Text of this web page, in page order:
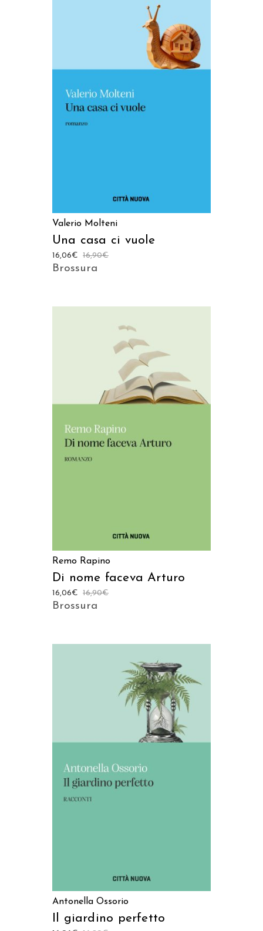
AGGIUNGI AL CARRELLO
Valerio Molteni
Una casa ci vuole
16,90€
16,06€
Brossura
AGGIUNGI AL CARRELLO
Remo Rapino
Di nome faceva Arturo
16,90€
16,06€
Brossura
AGGIUNGI AL CARRELLO
Antonella Ossorio
Il giardino perfetto